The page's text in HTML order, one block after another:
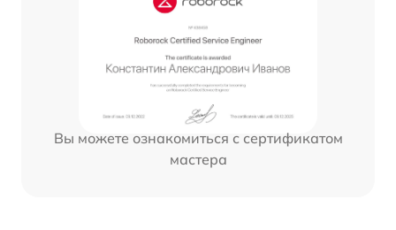
Вы можете ознакомиться с сертификатом
мастера